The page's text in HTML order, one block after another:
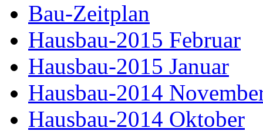
Bau-Zeitplan
Hausbau-2015 Februar
Hausbau-2015 Januar
Hausbau-2014
Hausbau-2014 Oktober